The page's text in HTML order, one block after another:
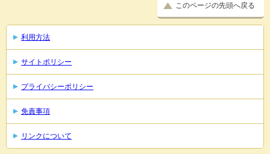
このページの先頭へ戻る
利用方法
サイトポリシー
プライバシーポリシー
免責事項
リンクについて